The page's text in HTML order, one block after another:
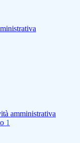
amministrativa
1